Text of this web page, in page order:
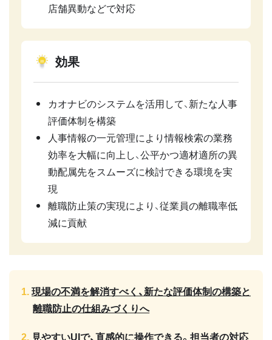
店舗異動などで対応
効果
カオナビのシステムを活用して、新たな人事
評価体制を構築
人事情報の一元管理により情報検索の業務
効率を大幅に向上し、公平かつ適材適所の異
動配属先をスムーズに検討できる環境を実
現
離職防止策の実現により、従業員の離職率低
減に貢献
現場の不満を解消すべく、新たな評価体制の構築と
離職防止の仕組みづくりへ
見やすいUIで、直感的に操作できる。担当者の対応